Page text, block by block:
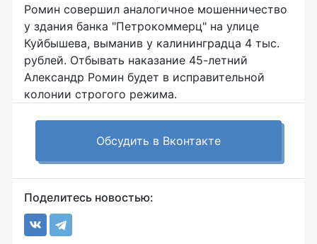
Ромин совершил аналогичное мошенничество
у здания банка "Петрокоммерц" на улице
Куйбышева, выманив у калининградца 4 тыс.
рублей. Отбывать наказание 45-летний
Александр Ромин будет в исправительной
колонии строгого режима.
Обсудить в Вконтакте
Поделитесь новостью: